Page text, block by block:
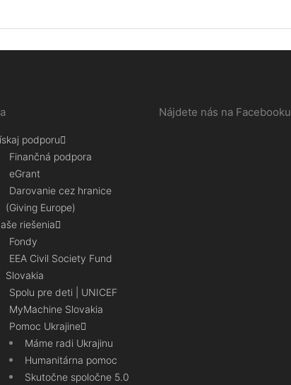
podporu
Finančná podpora
eGrant
Darovanie cez hranice
(Giving Europe)
riešenia
Fondy
EEA Civil Society Fund
Slovakia
Spolu pre deti | UNICEF
MyMachine Slovakia
Pomoc Ukrajine
Máme radi Ukrajinu
Humanitárna pomoc
Skutočne spoločne 5.0
Nájdete nás na Facebooku